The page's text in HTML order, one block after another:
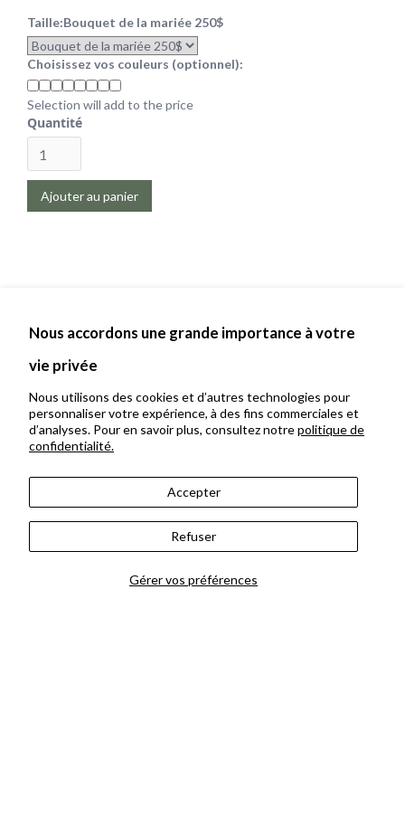
Nous accordons une grande importance à votre
vie privée
Nous utilisons des cookies et d’autres technologies pour
personnaliser votre expérience, à des fins commerciales et
d’analyses. Pour en savoir plus, consultez notrepolitique de
confidentialité.
Gérer vos préférences
Accepter
Refuser
Taille:Bouquet de la mariée 250$
Choisissez vos couleurs (optionnel):
Selection will add to the price
Quantité
Offrir le bouquet du